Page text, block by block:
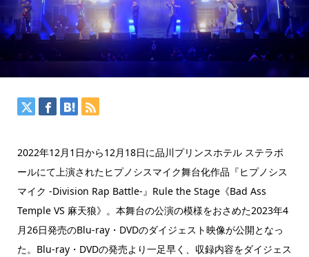
2022年12月1日から12月18日に品川プリンスホテル ステラボ
ールにて上演されたヒプノシスマイク舞台化作品『ヒプノシス
マイク -Division Rap Battle-』Rule the Stage《Bad Ass
Temple VS 麻天狼》。本舞台の公演の模様をおさめた2023年4
月26日発売のBlu-ray・DVDのダイジェスト映像が公開となっ
た。Blu-ray・DVDの発売より一足早く、収録内容をダイジェス